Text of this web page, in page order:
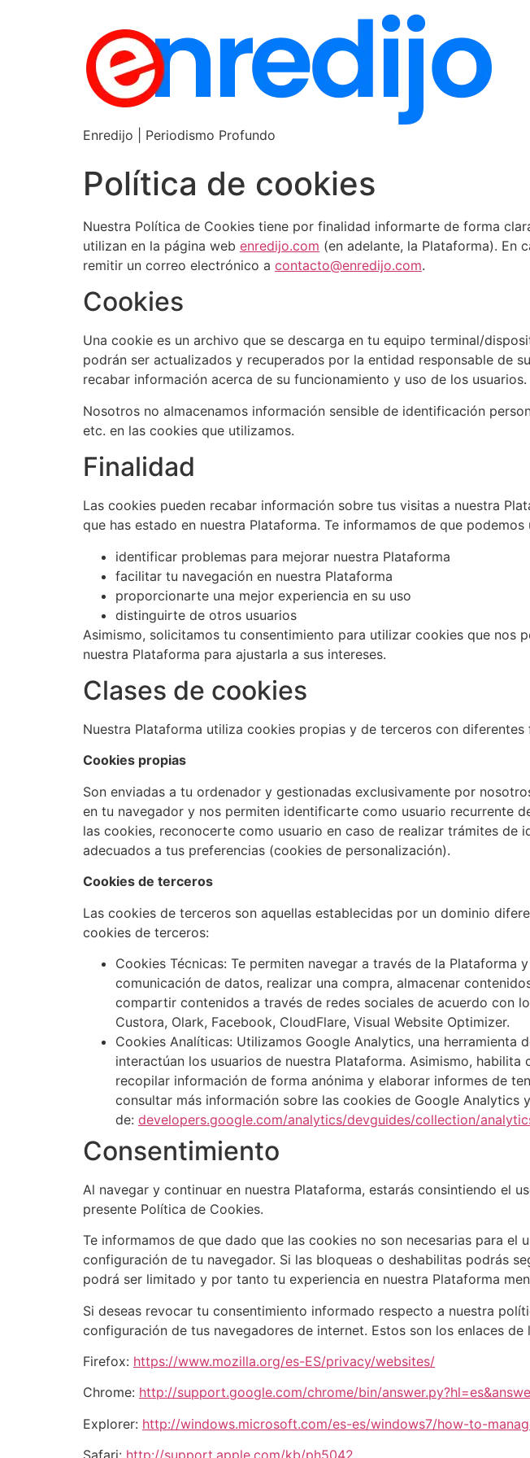
Enredijo | Periodismo Profundo
Política de cookies
Nuestra Política de Cookies tiene por finalidad informarte de forma
utilizan en la página web enredijo.com (en adelante, la Plataforma). En
remitir un correo electrónico a contacto@enredijo.com.
Cookies
Una cookie es un archivo que se descarga en tu equipo terminal/
podrán ser actualizados y recuperados por la entidad responsable de
recabar información acerca de su funcionamiento y uso de los usuarios.
Nosotros no almacenamos información sensible de identificación
etc. en las cookies que utilizamos.
Finalidad
Las cookies pueden recabar información sobre tus visitas a nuestra
que has estado en nuestra Plataforma. Te informamos de que
identificar problemas para mejorar nuestra Plataforma
facilitar tu navegación en nuestra Plataforma
proporcionarte una mejor experiencia en su uso
distinguirte de otros usuarios
Asimismo, solicitamos tu consentimiento para utilizar cookies que nos
nuestra Plataforma para ajustarla a sus intereses.
Clases de cookies
Nuestra Plataforma utiliza cookies propias y de terceros con diferentes
Cookies propias
Son enviadas a tu ordenador y gestionadas exclusivamente por
en tu navegador y nos permiten identificarte como usuario recurrente
las cookies, reconocerte como usuario en caso de realizar trámites
adecuados a tus preferencias (cookies de personalización).
Cookies de terceros
Las cookies de terceros son aquellas establecidas por un dominio
cookies de terceros:
Cookies Técnicas: Te permiten navegar a través de la
comunicación de datos, realizar una compra, almacenar
compartir contenidos a través de redes sociales de acuerdo con
Custora, Olark, Facebook, CloudFlare, Visual Website Optimizer.
Cookies Analíticas: Utilizamos Google Analytics, una
interactúan los usuarios de nuestra Plataforma. Asimismo,
recopilar información de forma anónima y elaborar informes de
consultar más información sobre las cookies de Google Analytics
de: developers.google.com/analytics/devguides/collection/
Consentimiento
Al navegar y continuar en nuestra Plataforma, estarás consintiendo el
presente Política de Cookies.
Te informamos de que dado que las cookies no son necesarias para
configuración de tu navegador. Si las bloqueas o deshabilitas podrás
podrá ser limitado y por tanto tu experiencia en nuestra Plataforma
Si deseas revocar tu consentimiento informado respecto a nuestra
configuración de tus navegadores de internet. Estos son los enlaces
Firefox: https://www.mozilla.org/es-ES/privacy/websites/
Chrome: http://support.google.com/chrome/bin/
Explorer: http://windows.microsoft.com/es-es/windows7/how-to-